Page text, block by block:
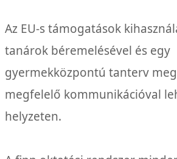
Az EU-s támogatások
tanárok béremelésével és egy
gyermekközpontú tanterv
megfelelő kommunikációval
helyzeten.